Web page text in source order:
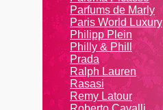
Parfums de Marly
Paris World Luxury
Philipp Plein
Philly & Phill
Prada
Ralph Lauren
Rasasi
Remy Latour